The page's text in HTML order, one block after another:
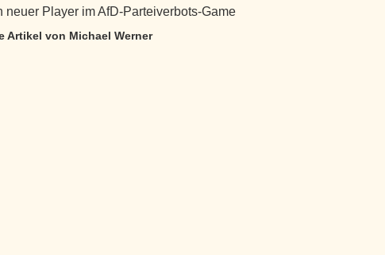
neuer Player im AfD-Parteiverbots-Game
Artikel von Michael Werner